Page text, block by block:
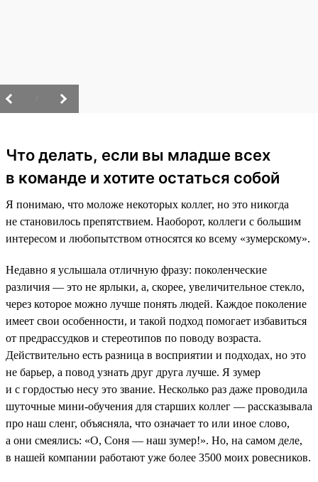
Что делать, если вы младше всех
в команде и хотите остаться собой
Я понимаю, что моложе некоторых коллег, но это никогда
не становилось препятствием. Наоборот, коллеги с большим
интересом и любопытством относятся ко всему «зумерскому».
Недавно я услышала отличную фразу: поколенческие
различия — это не ярлыки, а, скорее, увеличительное стекло,
через которое можно лучше понять людей. Каждое поколение
имеет свои особенности, и такой подход помогает избавиться
от предрассудков и стереотипов по поводу возраста.
Действительно есть разница в восприятии и подходах, но это
не барьер, а повод узнать друг друга лучше. Я зумер
и с гордостью несу это звание. Несколько раз даже проводила
шуточные мини-обучения для старших коллег — рассказывала
про наш сленг, объясняла, что означает то или иное слово,
а они смеялись: «О, Соня — наш зумер!». Но, на самом деле,
в нашей компании работают уже более 3500 моих ровесников.